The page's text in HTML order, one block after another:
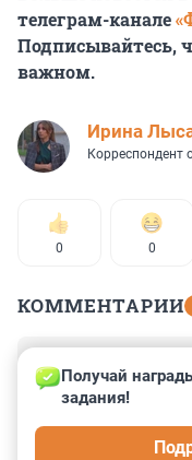
телеграм-канале
Подписывайтесь,
важном.
Ирина
Корреспондент
0 0
КОММЕНТАРИИ
12 марта 2024,
Данная ситуация
компенсацию
своих денег нет)
Получай
задания!